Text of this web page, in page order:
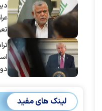
لینک های مفید